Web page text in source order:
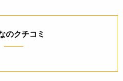
◆厚み:0.07mm ◆マチ形状:
(OPP+ポリエチレン) ◆原産国:
のクチコミ